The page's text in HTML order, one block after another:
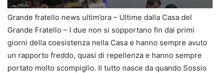
Grande fratello news ultim’ora – Ultime dalla Casa del
Grande Fratello – I due non si sopportano fin dai primi
giorni della coesistenza nella Casa e hanno sempre avuto
un rapporto freddo, quasi di repellenza e hanno sempre
portato molto scompiglio. Il tutto nasce da quando Sossio